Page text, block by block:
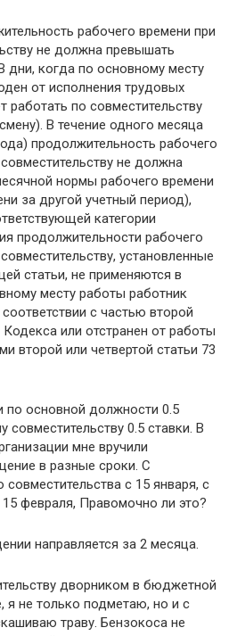
рабочего времени при
не должна превышать
дни, когда по основному месту
от исполнения трудовых
работать по совместительству
В течение одного месяца
продолжительность рабочего
не должна
нормы рабочего времени
за другой учетный период),
категории
продолжительности рабочего
установленные
статьи, не применяются в
месту работы работник
с частью второй
или отстранен от работы
второй или четвертой статьи 73
по основной должности 0.5
совместительству 0.5 ставки. В
мне вручили
в разные сроки. С
с 15 января, с
февраля, Правомочно ли это?
направляется за 2 месяца.
дворником в бюджетной
я не только подметаю, но и с
траву. Бензокоса не